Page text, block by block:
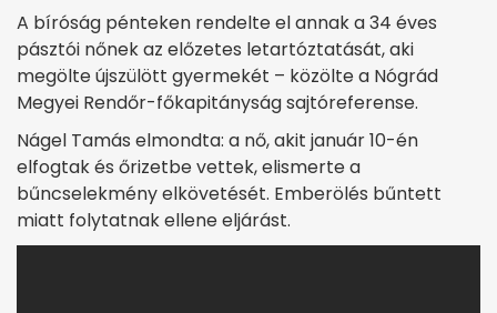
A bíróság pénteken rendelte el annak a 34 éves
pásztói nőnek az előzetes letartóztatását, aki
megölte újszülött gyermekét – közölte a Nógrád
Megyei Rendőr-főkapitányság sajtóreferense.
Nágel Tamás elmondta: a nő, akit január 10-én
elfogtak és őrizetbe vettek, elismerte a
bűncselekmény elkövetését. Emberölés bűntett
miatt folytatnak ellene eljárást.